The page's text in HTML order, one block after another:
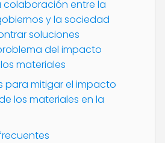
colaboración entre la
y la sociedad
soluciones
del impacto
materiales
para mitigar el impacto
los materiales en la